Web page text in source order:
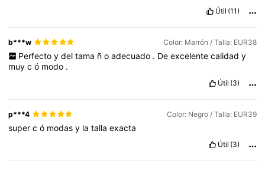
Útil (11)
b***w Color: Marrón / Talla: EUR38
Perfecto y del tama ñ o adecuado . De excelente calidad y
muycó modo .
Útil (3)
p***4 Color: Negro / Talla: EUR39
supercó modasy latallaexacta
Útil (3)